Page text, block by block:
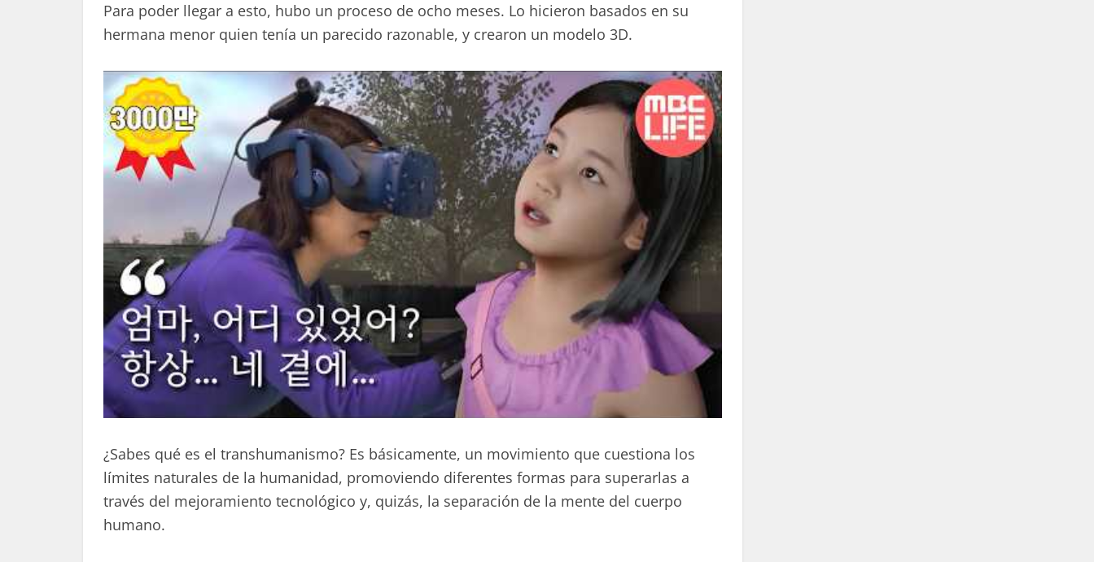
Para poder llegar a esto, hubo un proceso de ocho meses. Lo hicieron basados en su
hermana menor quien tenía un parecido razonable, y crearon un modelo 3D.
¿Sabes qué es el transhumanismo? Es básicamente, un movimiento que cuestiona los
límites naturales de la humanidad, promoviendo diferentes formas para superarlas a
través del mejoramiento tecnológico y, quizás, la separación de la mente del cuerpo
humano.